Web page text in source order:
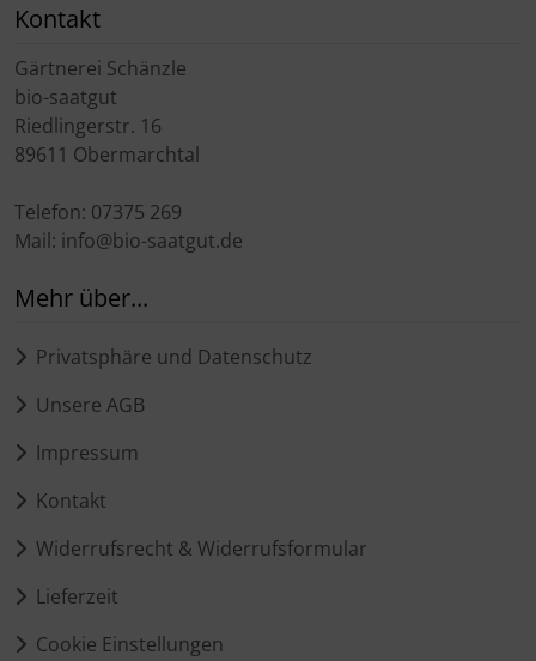
Kontakt
Gärtnerei Schänzle
bio-saatgut
Riedlingerstr. 16
89611 Obermarchtal
Telefon: 07375 269
Mail: info@bio-saatgut.de
Mehr über...
Privatsphäre und Datenschutz
Unsere AGB
Impressum
Kontakt
Widerrufsrecht & Widerrufsformular
Lieferzeit
Cookie Einstellungen